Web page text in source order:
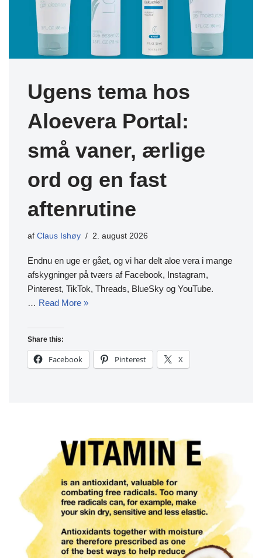
Ugens tema hos
Aloevera Portal:
små vaner, ærlige
ord og en fast
aftenrutine
af Claus Ishøy 2. august 2026
Endnu en uge er gået, og vi har delt aloe vera i mange
afskygninger på tværs af Facebook, Instagram,
Pinterest, TikTok, Threads, BlueSky og YouTube.
… Read More »
Share this:
Facebook Pinterest X